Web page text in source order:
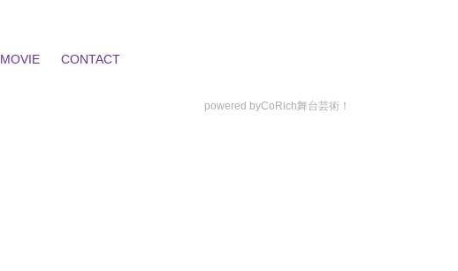
MOVIE CONTACT
powered byCoRich舞台芸術！